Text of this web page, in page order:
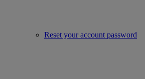
Reset your account password